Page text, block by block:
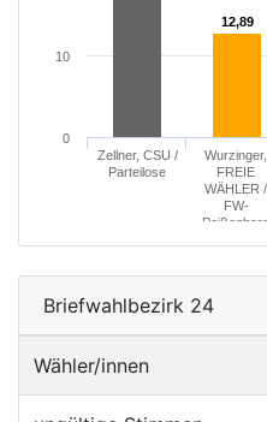
12,89
12,89
Zellner, CSU /
Parteilose
Wurzinger,
FREIE
WÄHLER /
FW-
0
10
Briefwahlbezirk 24
Wähler/innen